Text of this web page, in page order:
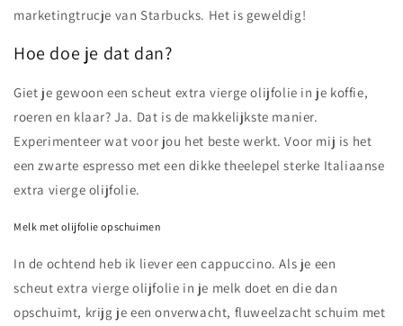
marketingtrucje van Starbucks. Het is geweldig!
Hoe doe je dat dan?
Giet je gewoon een scheut extra vierge olijfolie in je koffie,
roeren en klaar? Ja. Dat is de makkelijkste manier.
Experimenteer wat voor jou het beste werkt. Voor mij is het
een zwarte espresso met een dikke theelepel sterke Italiaanse
extra vierge olijfolie.
Melk met olijfolie opschuimen
In de ochtend heb ik liever een cappuccino. Als je een
scheut extra vierge olijfolie in je melk doet en die dan
opschuimt, krijg je een onverwacht, fluweelzacht schuim met